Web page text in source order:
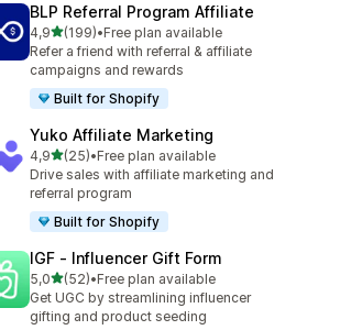
BLP Referral Program Affiliate
4,9stelle su 5
(199)
199 recensioni totali
•Free plan available
Refer a friend with referral & affiliate
campaigns and rewards
Built for Shopify
Yuko Affiliate Marketing
4,9stelle su 5
(25)
25 recensioni totali
•Free plan available
Drive sales with affiliate marketing and
referral program
Built for Shopify
IGF ‑ Influencer Gift Form
5,0stelle su 5
(52)
52 recensioni totali
•Free plan available
Get UGC by streamlining influencer
gifting and product seeding